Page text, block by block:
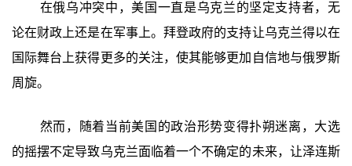
在俄乌冲突中，美国一直是乌克兰的坚定支持者，无
论在财政上还是在军事上。拜登政府的支持让乌克兰得以在
国际舞台上获得更多的关注，使其能够更加自信地与俄罗斯
周旋。
然而，随着当前美国的政治形势变得扑朔迷离，大选
的摇摆不定导致乌克兰面临着一个不确定的未来，让泽连斯